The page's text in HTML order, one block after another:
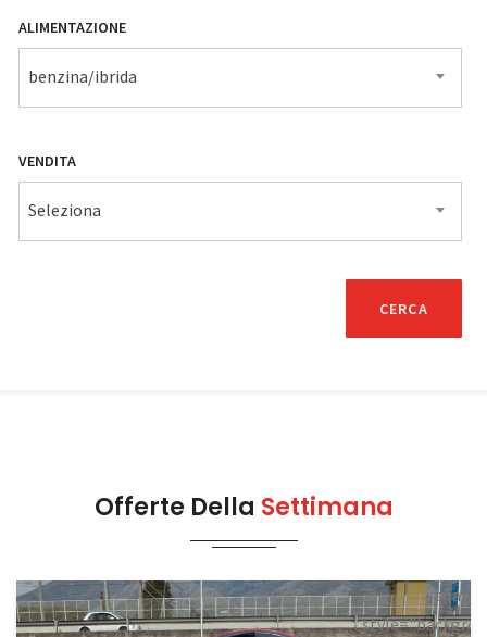
ALIMENTAZIONE
benzina/ibrida
VENDITA
Seleziona
Offerte Della Settimana
<span